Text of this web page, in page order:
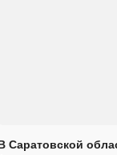
Саратовской